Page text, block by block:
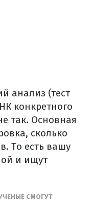
анализ (тест
конкретного
так. Основная
сколько
То есть вашу
и ищут
СМОГУТ